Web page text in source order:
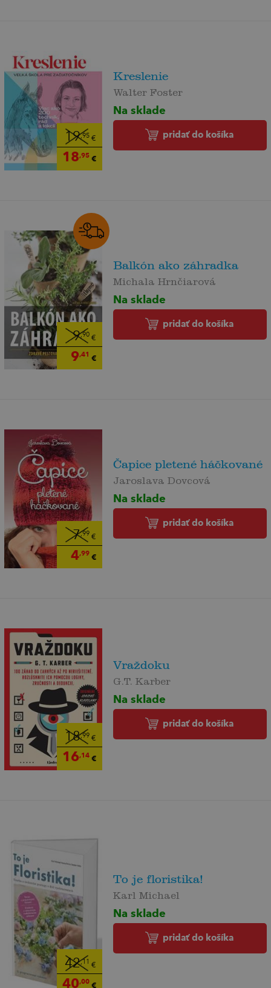
19,95€
18,95€
Kreslenie
Walter Foster
Na sklade
pridať do košíka
9,90€
9,41 €
Balkón ako záhradka
Michala Hrnčiarová
Na sklade
pridať do košíka
7,99 €
4,99 €
Čapice pletené háčkované
Jaroslava Dovcová
Na sklade
pridať do košíka
18,99 €
16,14€
Vraždoku
G.T. Karber
Na sklade
pridať do košíka
42,11 €
40,00€
To je floristika!
Karl Michael
Na sklade
pridať do košíka